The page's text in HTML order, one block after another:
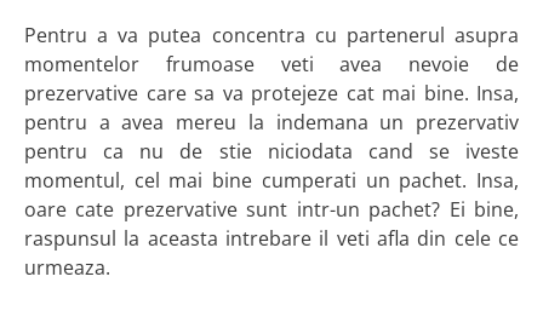
Pentru a va putea concentra cu partenerul asupra
momentelor frumoase veti avea nevoie de
prezervative care sa va protejeze cat mai bine. Insa,
pentru a avea mereu la indemana un prezervativ
pentru ca nu de stie niciodata cand se iveste
momentul, cel mai bine cumperati un pachet. Insa,
oare cate prezervative sunt intr-un pachet? Ei bine,
raspunsul la aceasta intrebare il veti afla din cele ce
urmeaza.